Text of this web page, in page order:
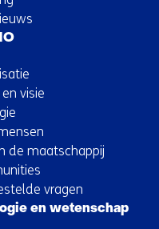
visie
de maatschappij
vragen
en wetenschap